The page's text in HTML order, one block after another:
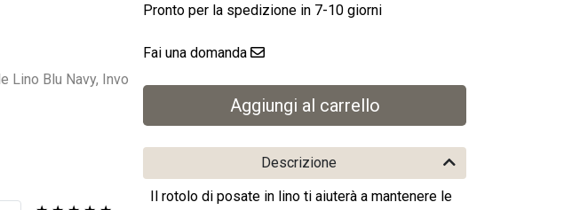
Pronto per la spedizione in 7-10 giorni
Fai una domanda
Descrizione
Il rotolo di posate in lino ti aiuterà a mantenere le